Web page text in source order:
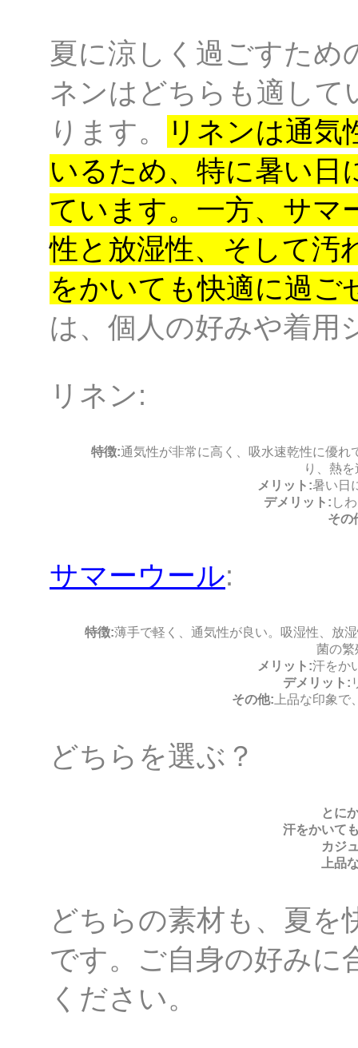
夏に涼しく過ごすため
ネンはどちらも適して
ります。
リネンは通気
いるため、特に暑い日
ています。 一方、サマ
性と放湿性、そして汚
をかいても快適に過ご
は、個人の好みや着用
リネン:
特徴:通気性が非常に高く、吸水速乾性に優
り、熱
メリット:暑い日
デメリット: し
その
サマーウール:
特徴:薄手で軽く、通気性が良い。吸湿性、放
菌の繁
メリット:汗をか
デメリット:
その他: 上品な印象
どちらを選ぶ？
とに
汗をかいて
カジ
上品
どちらの素材も、夏を
です。ご自身の好みに
ください。